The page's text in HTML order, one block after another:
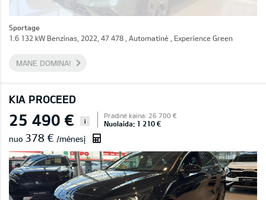
Sportage
1.6 132 kW Benzinas, 2022, 47 478 , Automatinė , Experience Green
MANE DOMINA!
KIA PROCEED
25 490 € i
Pradinė kaina: 26 700 €
Nuolaida: 1 210 €
nuo 378 € /mėnesį